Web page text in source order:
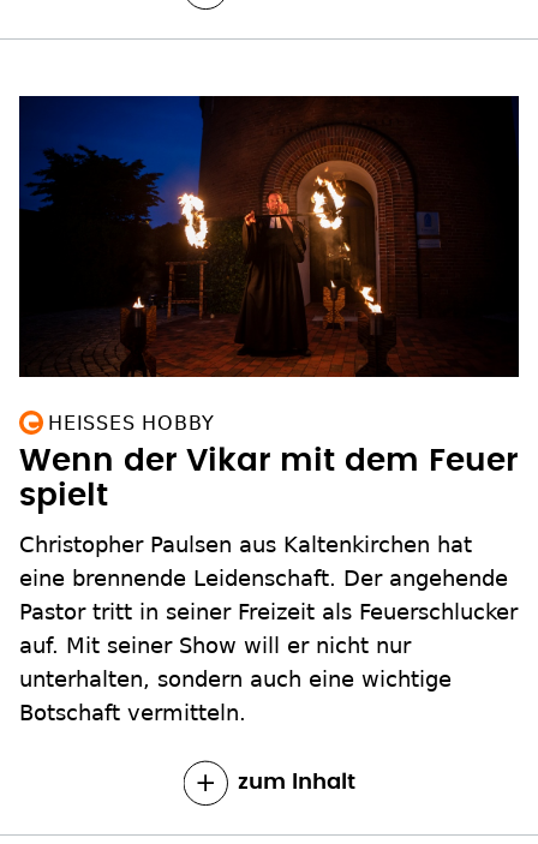
HEISSES HOBBY
Wenn der Vikar mit dem Feuer
spielt
Christopher Paulsen aus Kaltenkirchen hat
eine brennende Leidenschaft. Der angehende
Pastor tritt in seiner Freizeit als Feuerschlucker
auf. Mit seiner Show will er nicht nur
unterhalten, sondern auch eine wichtige
Botschaft vermitteln.
zum Inhalt